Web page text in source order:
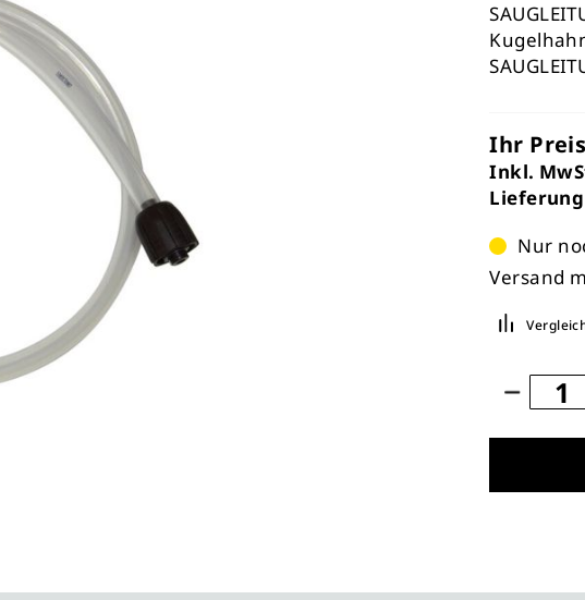
Ihr
Inkl.
Nur
Versand